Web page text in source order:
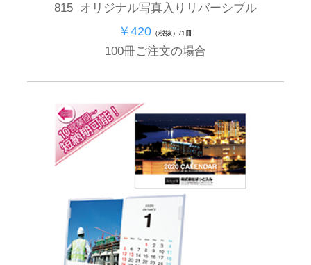
815 オリジナル写真入りリバーシブル
￥420 （税抜）/1冊
100冊ご注文の場合